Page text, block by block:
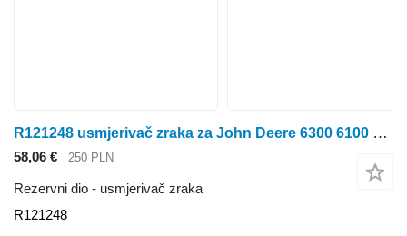
R121248 usmjerivač zraka za John Deere 6300 6100 6200 6400 traktora na kotačima
58,06 € 250 PLN
Rezervni dio - usmjerivač zraka
R121248